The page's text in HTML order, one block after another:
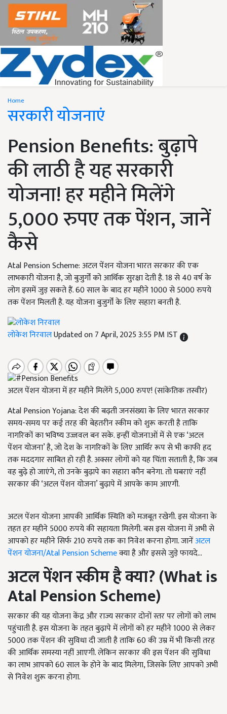
Home
सरकारी योजनाएं
Pension Benefits: बुढ़ापे
की लाठी है यह सरकारी
योजना! हर महीने मिलेंगे
5,000 रुपए तक पेंशन, जानें
कैसे
Atal Pension Scheme: अटल पेंशन योजना भारत सरकार की एक
लाभकारी योजना है, जो बुजुर्गों को आर्थिक सुरक्षा देती है. 18 से 40 वर्ष के
लोग इसमें जुड़ सकते हैं. 60 साल के बाद हर महीने 1000 से 5000 रुपये
तक पेंशन मिलती है. यह योजना बुजुर्गों के लिए सहारा बनती है.
लोकेश निरवालUpdated on 7 April, 2025 3:55 PM IST
अटल पेंशन योजना में हर महीने मिलेंगे 5,000 रुपए! (सांकेतिक तस्वीर)
Atal Pension Yojana: देश की बढ़ती जनसंख्या के लिए भारत सरकार
समय-समय पर कई तरह की बेहतरीन स्कीम को शुरू करती है ताकि
नागरिकों का भविष्य उज्जवल बन सके. इन्हीं योजनाओं में से एक ‘अटल
पेंशन योजना’ है, जो देश के नागरिकों के लिए आर्थिर रूप से भी काफी हद
तक मददगार साबित हो रही है. अक्सर लोगों को यह चिंता सताती है, कि जब
वह बुढ़े हो जाएंगे, तो उनके बुढ़ापे का सहारा कौन बनेगा. तो घबराएं नहीं
सरकार की ‘अटल पेंशन योजना’ बुढ़ापे में आपके काम आएगी.
अटल पेंशन योजना आपकी आर्थिक स्थिति को मजबूत रखेगी. इस योजना के
तहत हर महीने 5000 रुपये की सहायता मिलेगी. बस इस योजना में अभी से
आपको हर महीने सिर्फ 210 रुपये तक का निवेश करना होगा. जानेंअटल
पेंशन योजना/Atal Pension Schemeक्या है और इससे जुड़े फायदे...
अटल पेंशन स्कीम है क्या? (What is
Atal Pension Scheme)
सरकार की यह योजना केंद्र और राज्य सरकार दोनों स्तर पर लोगों को लाभ
पहुंचाती है. इस योजना के तहत बुढ़ापे में लोगों को हर महीने 1000 से लेकर
5000 तक पेंशन की सुविधा दी जाती है ताकि 60 की उम्र में भी किसी तरह
की आर्थिक समस्या नहीं आएगी. लेकिन सरकार की इस पेंशन की सुविधा
का लाभ आपको 60 साल के होने के बाद मिलेगा, जिसके लिए आपको अभी
से निवेश शुरू करना होगा.